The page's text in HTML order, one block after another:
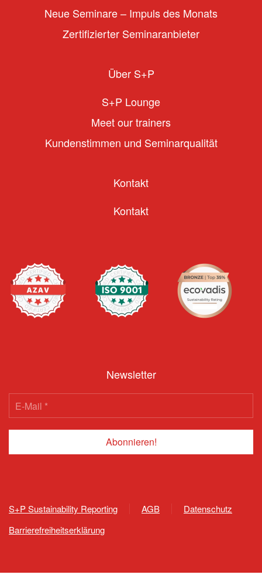
Neue Seminare – Impuls des Monats
Zertifizierter Seminaranbieter
Über S+P
S+P Lounge
Meet our trainers
Kundenstimmen und Seminarqualität
Kontakt
Kontakt
Newsletter
S+P Sustainability Reporting AGB
Datenschutz
Barrierefreiheitserklärung